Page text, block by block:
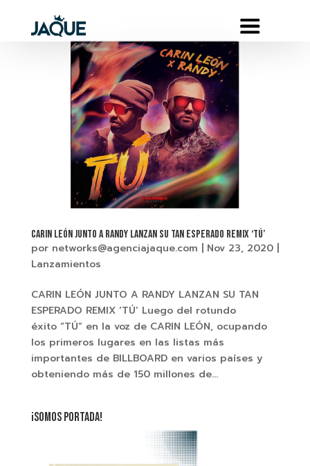
CARIN LEÓN JUNTO A RANDY LANZAN SU TAN ESPERADO REMIX ‘TÚ’
por networks@agenciajaque.com | Nov 23, 2020|
Lanzamientos
CARIN LEÓN JUNTO A RANDY LANZAN SU TAN
ESPERADO REMIX ‘TÚ’ Luego del rotundo
éxito “TÚ” en la voz de CARIN LEÓN, ocupando
los primeros lugares en las listas más
importantes de BILLBOARD en varios países y
obteniendo más de 150 millones de...
¡SOMOS PORTADA!